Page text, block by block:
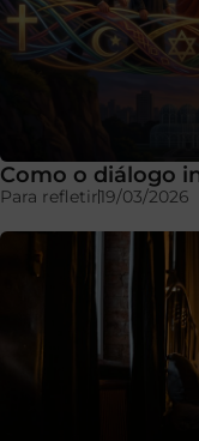
Como o diálogo
Para refletir19/03/2026